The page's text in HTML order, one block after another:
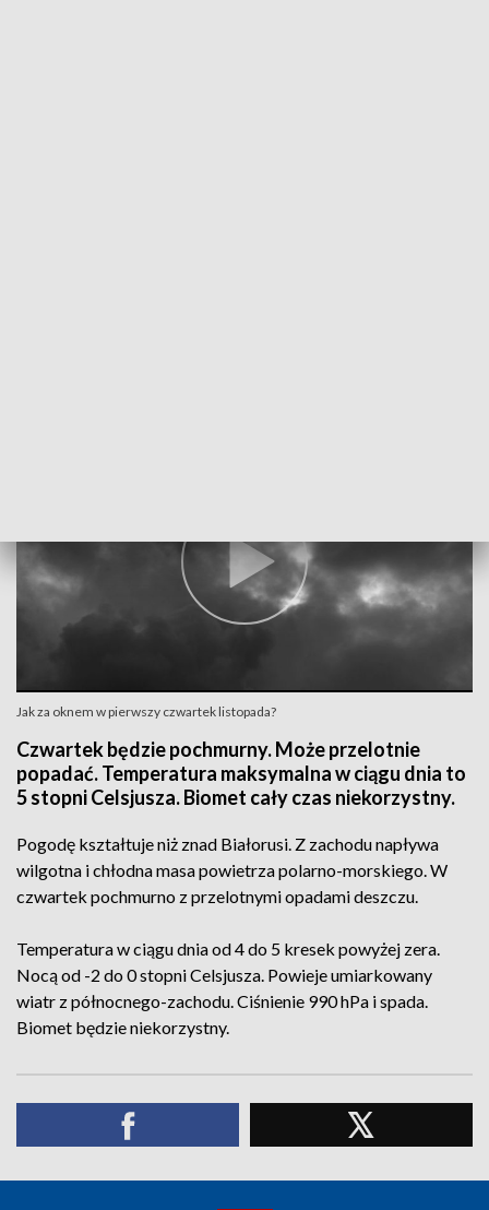
Jak za oknem w pierwszy czwartek listopada?
Czwartek będzie pochmurny. Może przelotnie
popadać. Temperatura maksymalna w ciągu dnia to
5 stopni Celsjusza. Biomet cały czas niekorzystny.
Pogodę kształtuje niż znad Białorusi. Z zachodu napływa
wilgotna i chłodna masa powietrza polarno-morskiego. W
czwartek pochmurno z przelotnymi opadami deszczu.
Temperatura w ciągu dnia od 4 do 5 kresek powyżej zera.
Nocą od -2 do 0 stopni Celsjusza. Powieje umiarkowany
wiatr z północnego-zachodu. Ciśnienie 990 hPa i spada.
Biomet będzie niekorzystny.